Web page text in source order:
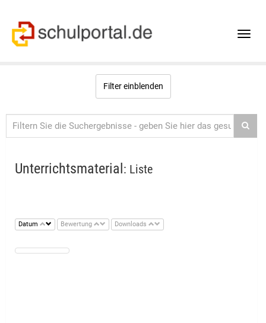
Toggle
Filter einblenden
Unterrichtsmaterial : Liste
Datum Bewertung Downloads